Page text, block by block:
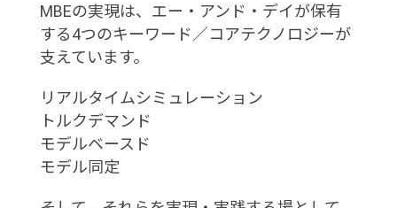
MBEの実現は、エー・アンド・デイが保有
する4つのキーワード／コアテクノロジーが
支えています。
リアルタイムシミュレーション
トルクデマンド
モデルベースド
モデル同定